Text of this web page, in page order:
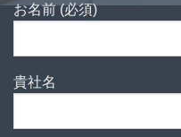
お名前 (必須)
貴社名